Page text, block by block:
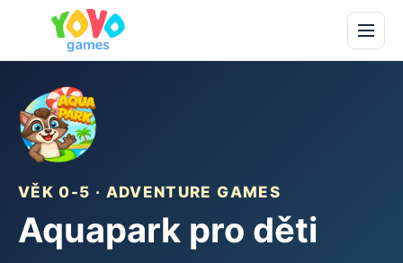
VĚK 0-5 · ADVENTURE GAMES
Aquapark pro děti